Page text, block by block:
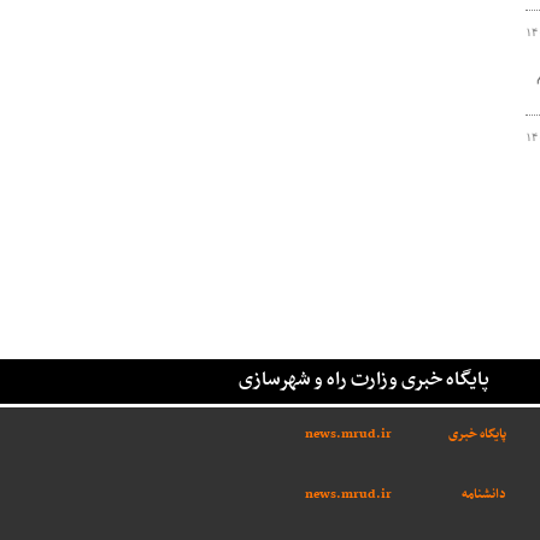
پایگاه خبری وزارت راه و شهرسازی
پایگاه خبری news.mrud.ir
دانشنامه
news.mrud.ir